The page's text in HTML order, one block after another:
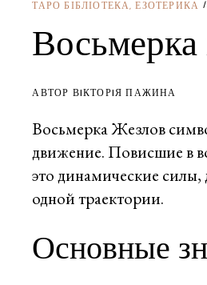
ТАРО БІБЛІОТЕКА ,ЕЗОТЕРИКА
АВТОР ВIКТОРIЯ ПАЖИНА
Восьмерка Жезлов
движение. Повисшие в
это динамические
одной траектории.
Основные